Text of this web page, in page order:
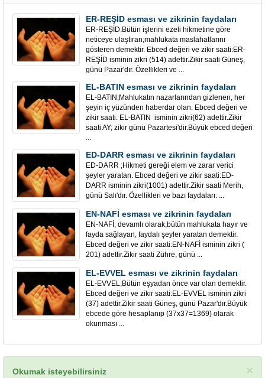
ER-REŞİD esması ve zikrinin faydaları
ER-REŞİD:Bütün işlerini ezeli hikmetine göre
neticeye ulaştıran;mahlukata maslahatlarını
gösteren demektir. Ebced değeri ve zikir saati:ER-
REŞİD isminin zikri (514) adettir.Zikir saati Güneş,
günü Pazar'dır. Özellikleri ve ...
EL-BATIN esması ve zikrinin faydaları
EL-BATIN;Mahlukatın nazarlarından gizlenen, her
şeyin iç yüzünden haberdar olan. Ebced değeri ve
zikir saati: EL-BATIN isminin zikri(62) adettir.Zikir
saati AY; zikir günü Pazartesi'dir.Büyük ebced değeri
...
ED-DARR esması ve zikrinin faydaları
ED-DARR ;Hikmeti gereği elem ve zarar verici
şeyler yaratan. Ebced değeri ve zikir saati:ED-
DARR isminin zikri(1001) adettir.Zikir saati Merih,
günü Salı'dır. Özellikleri ve bazı faydaları: ...
EN-NAFİ esması ve zikrinin faydaları
EN-NAFİ, devamlı olarak,bütün mahlukata hayır ve
fayda sağlayan, faydalı şeyler yaratan demektir.
Ebced değeri ve zikir saati:EN-NAFİ isminin zikri (
201) adettir.Zikir saati Zühre, günü ...
EL-EVVEL esması ve zikrinin faydaları
EL-EVVEL;Bütün eşyadan önce var olan demektir.
Ebced değeri ve zikir saati:EL-EVVEL isminin zikri
(37) adettir.Zikir saati Güneş, günü Pazar'dır.Büyük
ebcede göre hesaplanıp (37x37=1369) olarak
okunması ...
×
Okumak isteyebilirsiniz